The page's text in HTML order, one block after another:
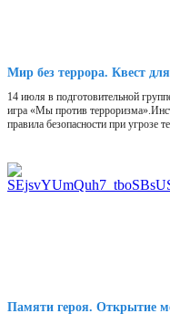
Мир без террора. Квест
14 июля в подготовительной
игра «Мы против
правила безопасности при угрозе
Памяти героя. Открытие